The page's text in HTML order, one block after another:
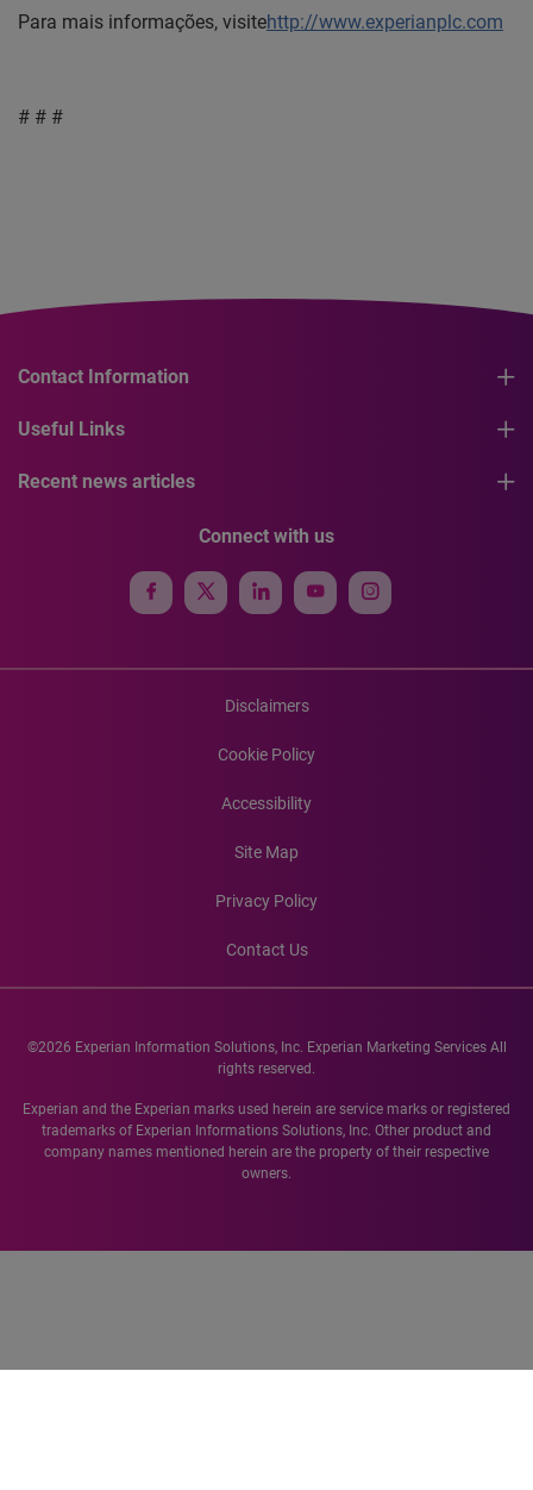
Para mais informações, visitehttp://www.experianplc.com
# # #
Contact Information
Useful Links
Recent news articles
Connect with us
Disclaimers
Cookie Policy
Accessibility
Site Map
Privacy Policy
Contact Us
©2026 Experian Information Solutions, Inc. Experian Marketing Services All
rights reserved.
Experian and the Experian marks used herein are service marks or registered
trademarks of Experian Informations Solutions, Inc. Other product and
company names mentioned herein are the property of their respective
owners.